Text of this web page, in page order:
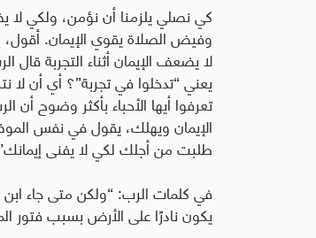
كي نصلي يلزمنا أن نؤمن، ولكي
وفيض الصلاة يقوي الإيمان.
لا يضعف الإيمان أثناء التجربة
يعني “تدخلوا في تجربة”؟ أي أن لا
تعرفوا أيها الأحباء بأكثر وضوح
الإيمان ويهلك، يقول في نفس
طلبت من أجلك لكي لا يفنى
في كلمات الرب: “ولكن متى جاء ابن
يكون نادرًا على الأرض بسبب فتور